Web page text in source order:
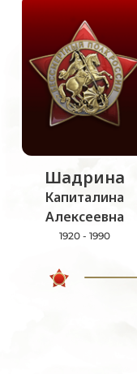
Шадрина
Капиталина
Алексеевна
1920 - 1990